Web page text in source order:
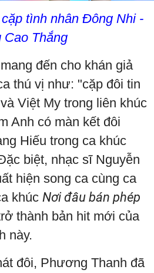
tình nhân Đông Nhi -
Cao Thắng
đến cho khán giả
thú vị như: "cặp đôi tin
Việt My trong liên khúc
Anh có màn kết đôi
Hiếu trong ca khúc
biệt, nhạc sĩ Nguyễn
hiện song ca cùng ca
khúc Nơi đâu bán phép
thành bản hit mới của
này.
đôi, Phương Thanh đã